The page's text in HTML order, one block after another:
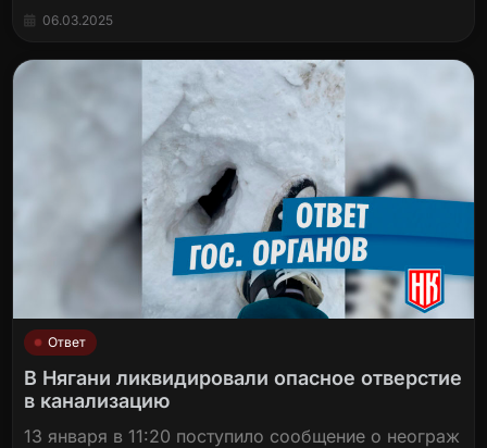
06.03.2025
Ответ
В Нягани ликвидировали опасное отверстие
в канализацию
13 января в 11:20 поступило сообщение о неограж